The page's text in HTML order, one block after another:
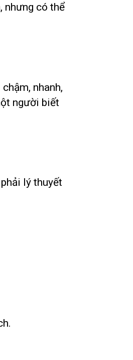
nhưng có thể
nhanh,
người biết
lý thuyết